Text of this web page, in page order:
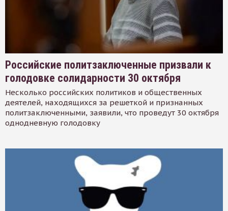
Российские политзаключенные призвали к
голодовке солидарности 30 октября
Несколько российских политиков и общественных
деятелей, находящихся за решеткой и признанных
политзаключенными, заявили, что проведут 30 октября
однодневную голодовку